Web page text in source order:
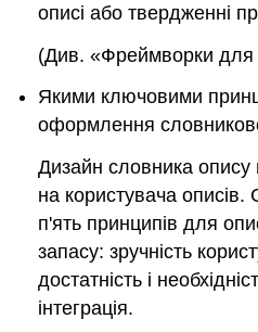
описі або твердженні
(Див. «Фреймворки для
Якими ключовими
оформлення
Дизайн словника опису
на користувача описів.
п'ять принципів для
запасу: зручність
достатність і
інтеграція.